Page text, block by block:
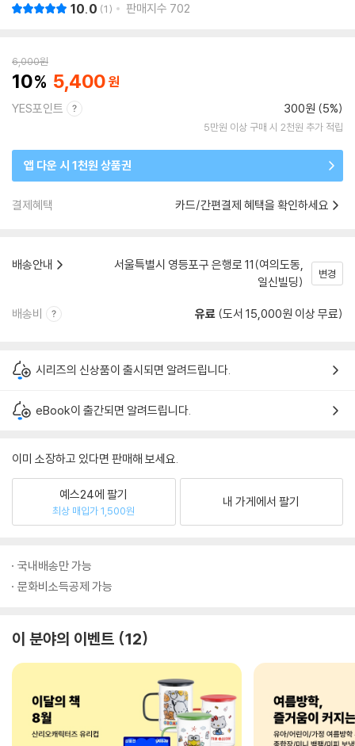
10.0 1 판매지수 702
6,000원
10 5,400
YES포인트 300원 (5%)
5만원 이상 구매 시 2천원 추가 적립
앱 다운 시 1천원 상품권
결제혜택 카드/간편결제 혜택을 확인하세요
배송안내
서울특별시 영등포구 은행로 11(여의도동,
일신빌딩)
변경
배송비 유료 (도서 15,000원 이상 무료)
시리즈의 신상품이 출시되면 알려드립니다.
eBook이 출간되면 알려드립니다.
이미 소장하고 있다면 판매해 보세요.
예스24에 팔기
최상 매입가 1,500원
내 가게에서 팔기
국내배송만 가능
문화비소득공제 가능
이 분야의 이벤트 12